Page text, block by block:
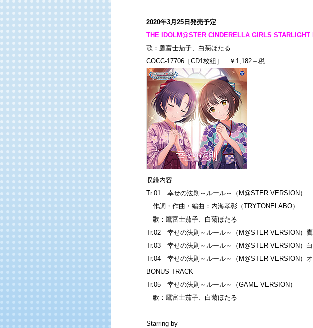
2020年3月25日発売予定
THE IDOLM@STER CINDERELLA GIRLS
歌：鷹富士茄子、白菊ほたる
COCC-17706［CD1枚組］ ￥1,182＋税
収録内容
Tr.01 幸せの法則～ルール～（M@STER VERSION）
作詞・作曲・編曲：内海孝彰（TRYTONELABO）
歌：鷹富士茄子、白菊ほたる
Tr.02 幸せの法則～ルール～（M@STER VERSION）
Tr.03 幸せの法則～ルール～（M@STER VERSION）
Tr.04 幸せの法則～ルール～（M@STER VERSION）
BONUS TRACK
Tr.05 幸せの法則～ルール～（GAME VERSION）
歌：鷹富士茄子、白菊ほたる
Starring by